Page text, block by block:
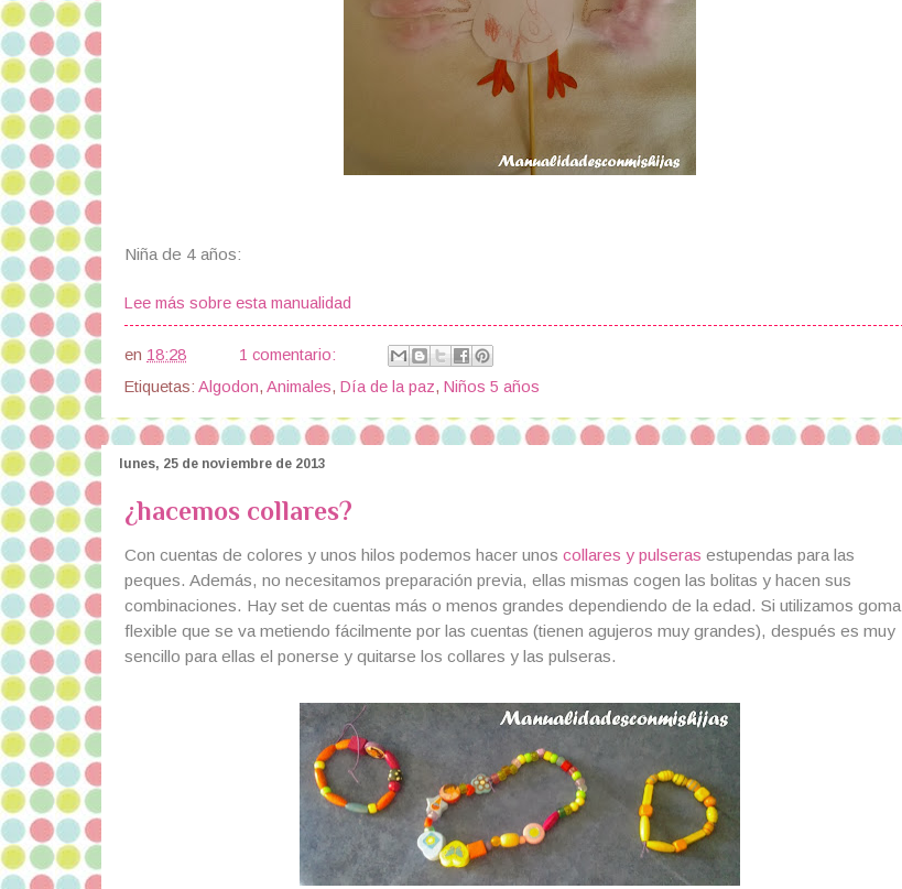
Niña de 4 años:
Lee más sobre esta manualidad
en 18:28
1 comentario:
Etiquetas: Algodon, Animales, Día de la paz, Niños 5 años
lunes, 25 de noviembre de 2013
¿hacemos collares?
Con cuentas de colores y unos hilos podemos hacer unos collares y pulseras estupendas para las
peques. Además, no necesitamos preparación previa, ellas mismas cogen las bolitas y hacen sus
combinaciones. Hay set de cuentas más o menos grandes dependiendo de la edad. Si utilizamos goma
flexible que se va metiendo fácilmente por las cuentas (tienen agujeros muy grandes), después es muy
sencillo para ellas el ponerse y quitarse los collares y las pulseras.